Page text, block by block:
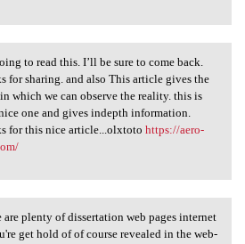
to read this. I’ll
to read this. I’ll be sure to come back.
for sharing. and also This article gives the
which we can observe the reality. this is
one and gives indepth information.
for this nice article...olxtoto https://aero-
are plenty of
are plenty of dissertation web pages internet
get hold of of course revealed in the web-